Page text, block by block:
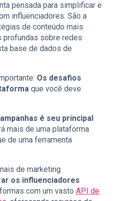
pensada para simplificar e
influenciadores. São a
de conteúdo mais
sobre redes
base de dados de
Os desafios
que você deve
é seu principal
mais de uma plataforma
de uma ferramenta
de marketing
os influenciadores
com um vasto API de